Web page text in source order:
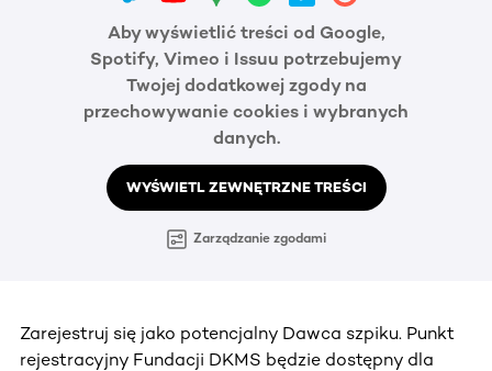
Aby wyświetlić treści od Google,
Spotify, Vimeo i Issuu potrzebujemy
Twojej dodatkowej zgody na
przechowywanie cookies i wybranych
danych.
WYŚWIETL ZEWNĘTRZNE TREŚCI
Zarządzanie zgodami
Zarejestruj się jako potencjalny Dawca szpiku. Punkt
rejestracyjny Fundacji DKMS będzie dostępny dla